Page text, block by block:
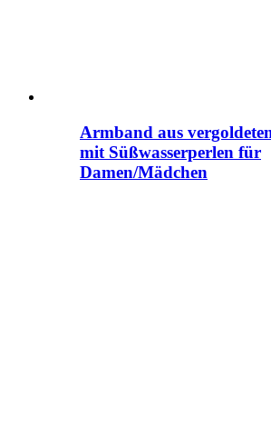
Armband aus
mit Süßwasserperlen für
Damen/Mädchen